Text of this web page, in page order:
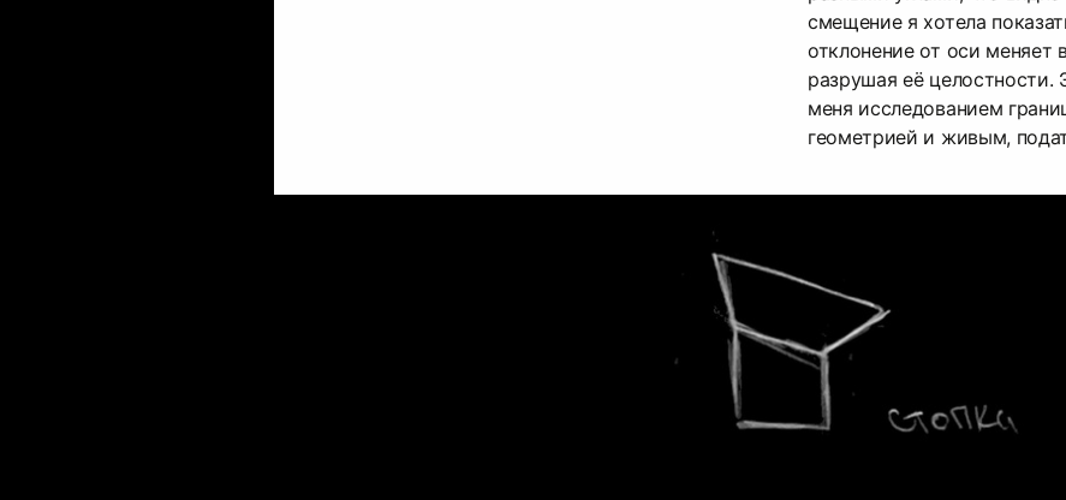
смещение я хотела
отклонение от оси меняет
разрушая её целостности.
меня исследованием
геометрией и живым,